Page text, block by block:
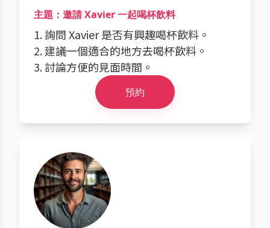
主題：邀請 Xavier 一起喝杯飲料
1. 詢問 Xavier 是否有興趣喝杯飲料。
2. 建議一個適合的地方去喝杯飲料。
3. 討論方便的見面時間。
預約